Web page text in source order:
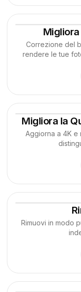
Correzione del
rendere le tue
Migliora la
Aggiorna a 4K e
Rimuovi in modo